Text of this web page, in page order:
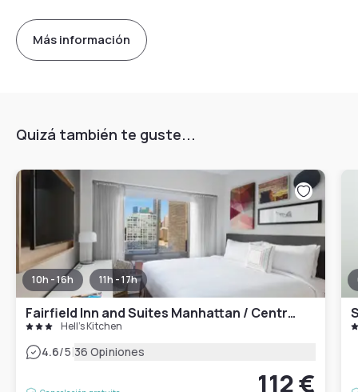
Más información
Quizá también te guste...
10h - 16h 11h - 17h
Fairfield Inn and Suites Manhattan / Central Park
Hell's Kitchen
4.6/5|36 Opiniones
112 €